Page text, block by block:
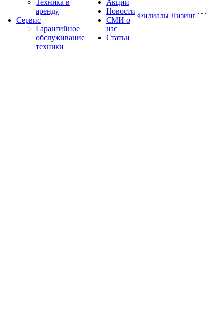
Техника в
аренду
Сервис
Гарантийное
обслуживание
техники
Акции
Новости
СМИ о
нас
Статьи
Филиалы Лизинг